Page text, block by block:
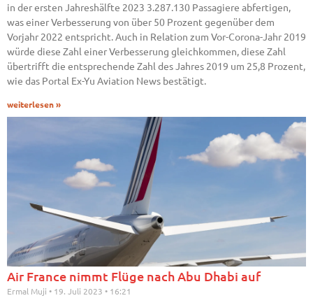
in der ersten Jahreshälfte 2023 3.287.130 Passagiere abfertigen,
was einer Verbesserung von über 50 Prozent gegenüber dem
Vorjahr 2022 entspricht. Auch in Relation zum Vor-Corona-Jahr 2019
würde diese Zahl einer Verbesserung gleichkommen, diese Zahl
übertrifft die entsprechende Zahl des Jahres 2019 um 25,8 Prozent,
wie das Portal Ex-Yu Aviation News bestätigt.
weiterlesen »
Air France nimmt Flüge nach Abu Dhabi auf
Ermal Muji 19. Juli 2023 16:21